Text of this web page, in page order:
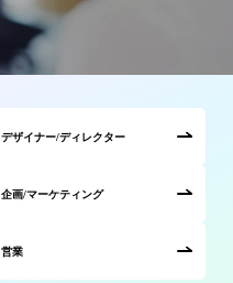
デザイナー/ディレクター
企画/マーケティング
営業